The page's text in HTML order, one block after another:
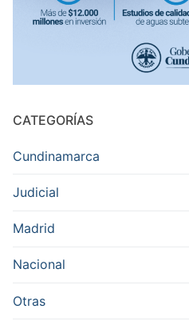
CATEGORÍAS
Cundinamarca
Judicial
Madrid
Nacional
Otras